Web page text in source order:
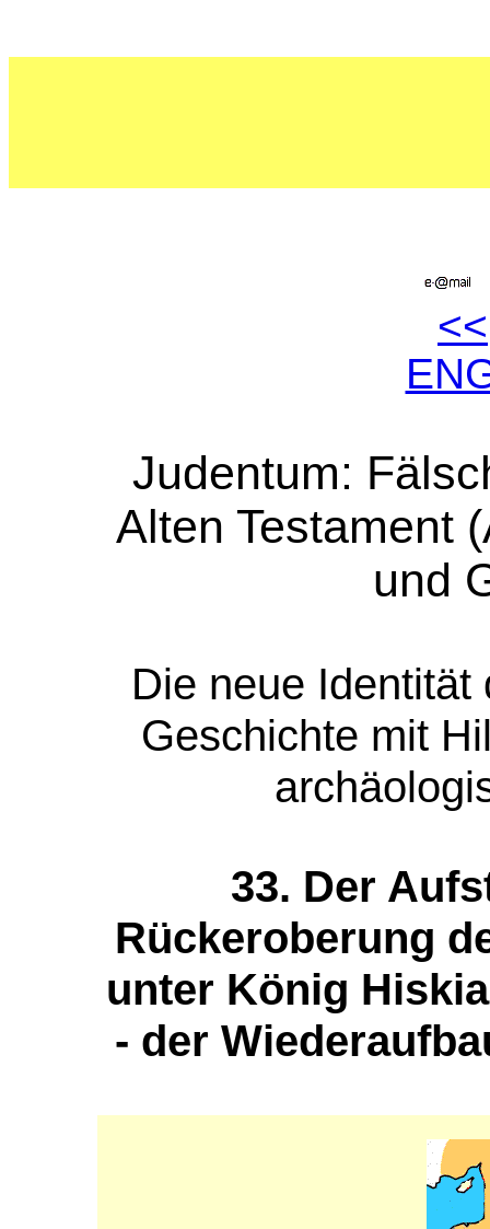
<<
Judentum:
Alten Testament
und
Die neue
Geschichte mit
33. Der
Rückeroberung
unter König
- der